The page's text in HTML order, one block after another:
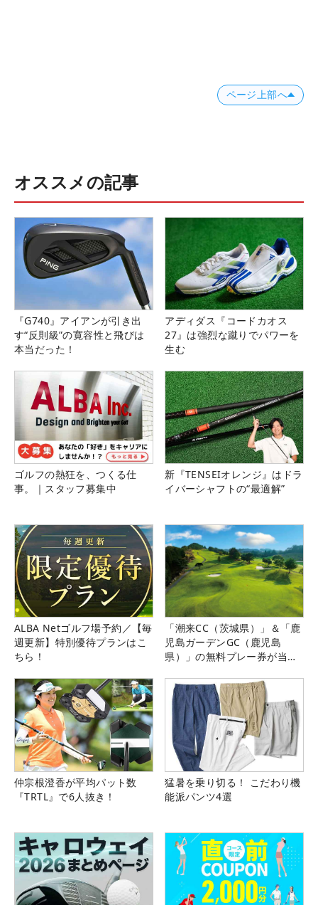
ページ上部へ
オススメの記事
『G740』アイアンが引き出
す“反則級”の寛容性と飛びは
本当だった！
アディダス『コードカオス
27』は強烈な蹴りでパワーを
生む
ゴルフの熱狂を、つくる仕
事。｜スタッフ募集中
新『TENSEIオレンジ』はドラ
イバーシャフトの“最適解”
ALBA Netゴルフ場予約／【毎
週更新】特別優待プランはこ
ちら！
「潮来CC（茨城県）」＆「鹿
児島ガーデンGC（鹿児島
県）」の無料プレー券が当た
仲宗根澄香が平均パット数
『TRTL』で6人抜き！
猛暑を乗り切る！ こだわり機
能派パンツ4選